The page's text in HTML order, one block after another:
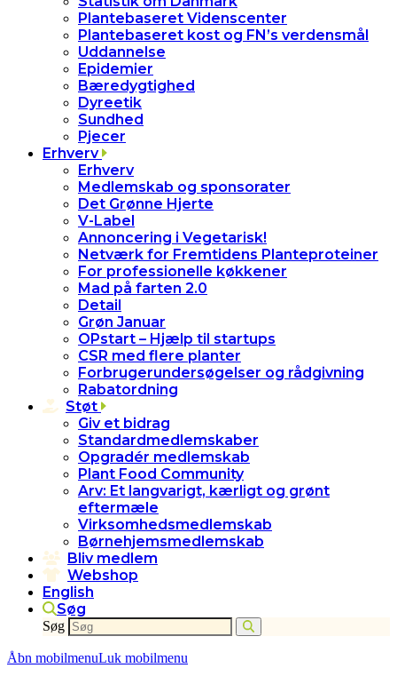
Plantebaseret Videnscenter
Plantebaseret kost og FN’s verdensmål
Uddannelse
Epidemier
Bæredygtighed
Dyreetik
Sundhed
Pjecer
Erhverv
Erhverv
Medlemskab og sponsorater
Det Grønne Hjerte
V-Label
Annoncering i Vegetarisk!
Netværk for Fremtidens Planteproteiner
For professionelle køkkener
Mad på farten 2.0
Detail
Grøn Januar
OPstart – Hjælp til startups
CSR med flere planter
Forbrugerundersøgelser og rådgivning
Rabatordning
Støt
Giv et bidrag
Standardmedlemskaber
Opgradér medlemskab
Plant Food Community
Arv: Et langvarigt, kærligt og grønt
eftermæle
Virksomhedsmedlemskab
Børnehjemsmedlemskab
Bliv medlem
Webshop
English
Søg
Søg
Åbn mobilmenuLuk mobilmenu